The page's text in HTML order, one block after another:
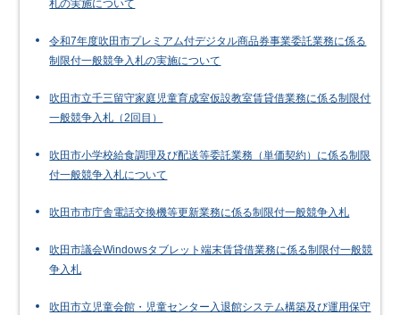
札の実施について
令和7年度吹田市プレミアム付デジタル商品券事業委託業務に係る
制限付一般競争入札の実施について
吹田市立千三留守家庭児童育成室仮設教室賃貸借業務に係る制限付
一般競争入札（2回目）
吹田市小学校給食調理及び配送等委託業務（単価契約）に係る制限
付一般競争入札について
吹田市市庁舎電話交換機等更新業務に係る制限付一般競争入札
吹田市議会Windowsタブレット端末賃貸借業務に係る制限付一般競
争入札
吹田市立児童会館・児童センター入退館システム構築及び運用保守